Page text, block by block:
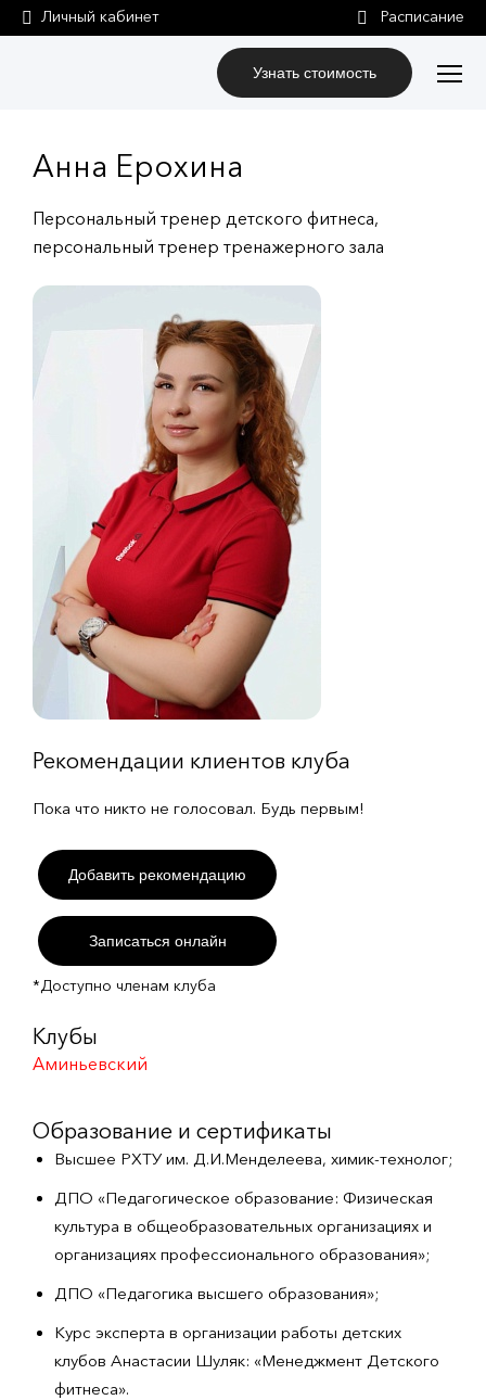
Личный кабинет
Узнать стоимость
Анна Ерохина
Персональный тренер детского фитнеса,
персональный тренер тренажерного зала
Рекомендации клиентов клуба
Пока что никто не голосовал. Будь первым!
Добавить рекомендацию
Записаться онлайн
*Доступно членам клуба
Клубы
Аминьевский
Образование и сертификаты
Высшее РХТУ им. Д.И.Менделеева, химик-технолог;
ДПО «Педагогическое образование: Физическая
культура в общеобразовательных организациях и
организациях профессионального образования»;
ДПО «Педагогика высшего образования»;
Курс эксперта в организации работы детских
клубов Анастасии Шуляк: «Менеджмент Детского
фитнеса».